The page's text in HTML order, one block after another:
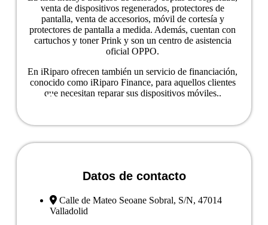
venta de dispositivos regenerados, protectores de
pantalla, venta de accesorios, móvil de cortesía y
protectores de pantalla a medida. Además, cuentan con
cartuchos y toner Prink y son un centro de asistencia
oficial OPPO.
En iRiparo ofrecen también un servicio de financiación,
conocido como iRiparo Finance, para aquellos clientes
que necesitan reparar sus dispositivos móviles..
Ver ficha del negocio
Datos de contacto
Calle de Mateo Seoane Sobral, S/N, 47014
Valladolid